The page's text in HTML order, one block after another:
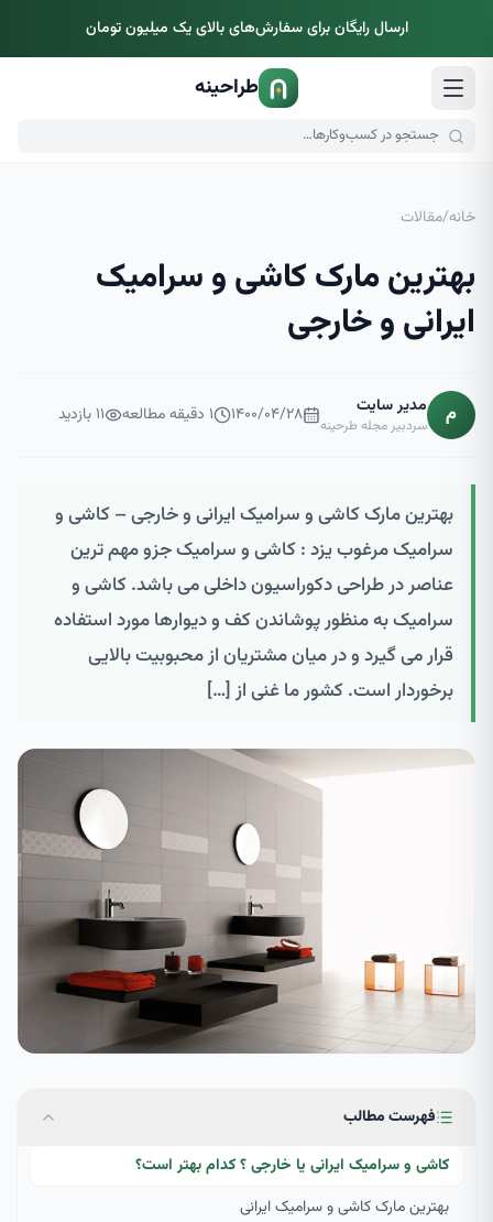
ارسال رایگان برای سفارش‌های بالای یک میلیون تومان
طراحینه
خانه/مقالات
بهترین مارک کاشی و سرامیک
ایرانی و خارجی
م مدیر سایت
سردبیر مجله طرحینه ۱۴۰۰/۰۴/۲۸ ۱ دقیقه مطالعه ۱۱بازدید
بهترین مارک کاشی و سرامیک ایرانی و خارجی – کاشی و
سرامیک مرغوب یزد : کاشی و سرامیک جزو مهم ترین
عناصر در طراحی دکوراسیون داخلی می باشد. کاشی و
سرامیک به منظور پوشاندن کف و دیوارها مورد استفاده
قرار می گیرد و در میان مشتریان از محبوبیت بالایی
برخوردار است. کشور ما غنی از […]
فهرست مطالب
کاشی و سرامیک ایرانی یا خارجی ؟ کدام بهتر است؟
بهترین مارک کاشی و سرامیک ایرانی